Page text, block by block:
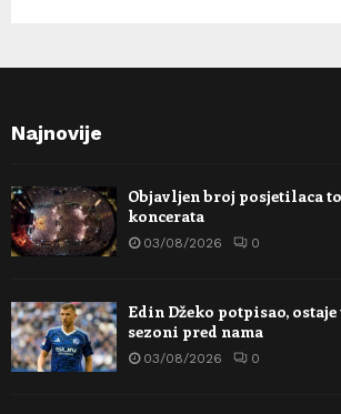
Najnovije
Objavljen broj posjetilaca
koncerata
03/08/2026 0
Edin Džeko potpisao, ostaje
sezoni pred nama
03/08/2026 0